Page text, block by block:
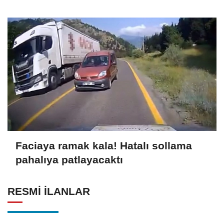
Faciaya ramak kala! Hatalı sollama
pahalıya patlayacaktı
RESMİ İLANLAR